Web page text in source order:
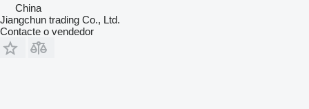
China
Jiangchun trading Co., Ltd.
Contacte o vendedor